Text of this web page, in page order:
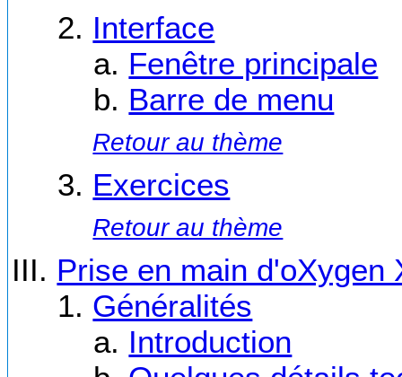
Interface
Fenêtre principale
Barre de menu
Retour au thème
Exercices
Retour au thème
Prise en main d'oXygen
Généralités
Introduction